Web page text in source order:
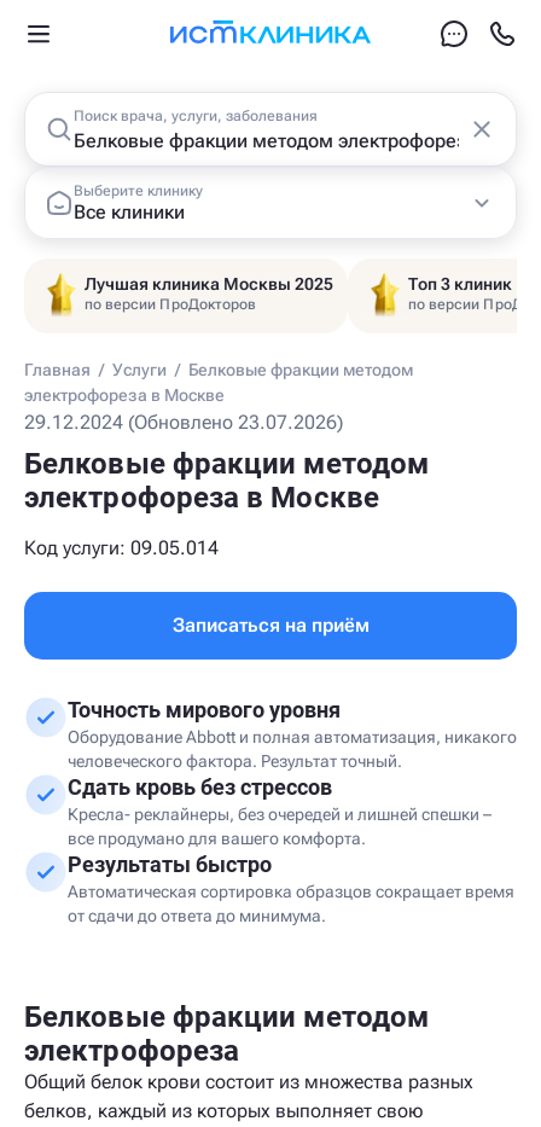
Поиск врача, услуги, заболевания
Выберите клинику
Все клиники
Лучшая клиника Москвы 2025
по версии ПроДокторов
Топ 3 клиник
по версии
Главная / Услуги / Белковые фракции методом
электрофореза в Москве
29.12.2024 (Обновлено 23.07.2026)
Белковые фракции методом
электрофореза в Москве
Код услуги: 09.05.014
Записаться на приём
Точность мирового уровня
Оборудование Abbott и полная автоматизация, никакого
человеческого фактора. Результат точный.
Сдать кровь без стрессов
Кресла- реклайнеры, без очередей и лишней спешки –
все продумано для вашего комфорта.
Результаты быстро
Автоматическая сортировка образцов сокращает время
от сдачи до ответа до минимума.
Белковые фракции методом
электрофореза
Общий белок крови состоит из множества разных
белков, каждый из которых выполняет свою